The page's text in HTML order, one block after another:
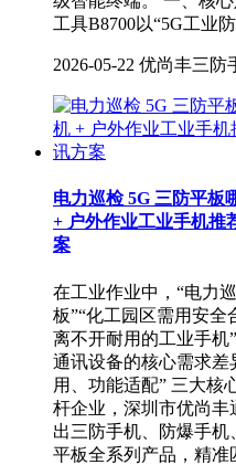
工具B8700以“5G工业
2026-05-22 优尚丰三防
电力巡检 5G 三防平板
+ 户外作业工业手机
案
在工业作业中，“电力
板”“化工园区需用安全
离不开耐用的工业手机
通讯设备的核心需求差
用、功能适配” 三大核
杆企业，深圳市优尚丰
出三防手机、防爆手
平板全系列产品，精准